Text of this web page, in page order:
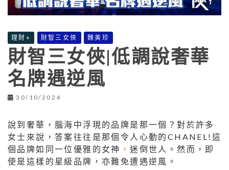
理財+ 財智三女俠 魏美珍
財智三女俠|低調說奢華
名牌遇逆風
30/10/2024
說到奢華，腦海中浮現的品牌是那一個？對於許多
女士來說，答案往往是那個令人心動的CHANEL!這
個品牌如同一位優雅的女神 ，迷倒世人。然而，即
使是這樣的星級品牌，亦難免遭遇逆風。